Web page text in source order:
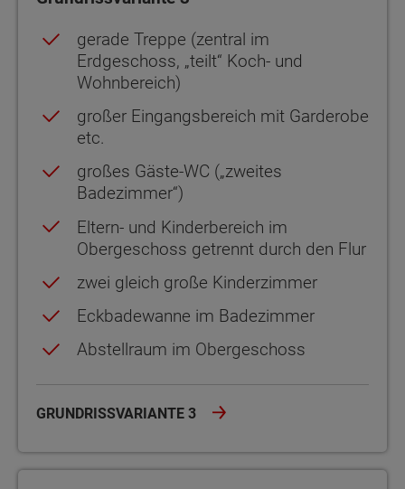
gerade Treppe (zentral im
Erdgeschoss, „teilt“ Koch- und
Wohnbereich)
großer Eingangsbereich mit Garderobe
etc.
großes Gäste-WC („zweites
Badezimmer“)
Eltern- und Kinderbereich im
Obergeschoss getrennt durch den Flur
zwei gleich große Kinderzimmer
Eckbadewanne im Badezimmer
Abstellraum im Obergeschoss
GRUNDRISSVARIANTE 3